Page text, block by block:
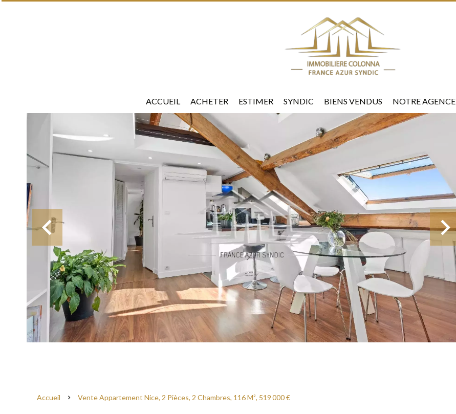
ACCUEIL ACHETER ESTIMER SYNDIC BIENS VENDUS NOTRE AGENCE
Accueil Vente Appartement Nice, 2 Pièces, 2 Chambres, 116 M², 519 000 €